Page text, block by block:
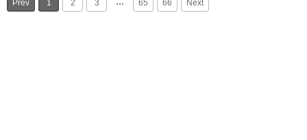
Prev 1 2 3 … 65 66 Next